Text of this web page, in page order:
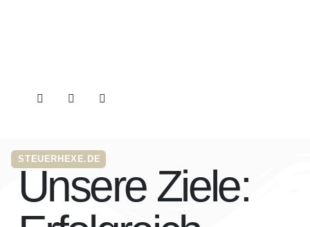
STEUERHEXE.DE
Unsere Ziele: